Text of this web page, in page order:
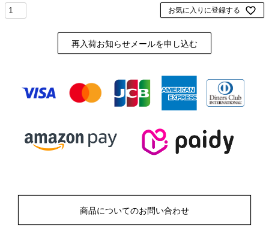
お気に入りに登録する
再入荷お知らせメールを申し込む
商品についてのお問い合わせ